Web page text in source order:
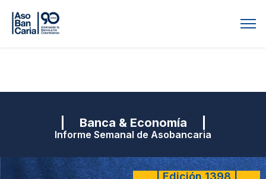
| Banca & Economía |
Informe Semanal de Asobancaria
| Edición 1398 |